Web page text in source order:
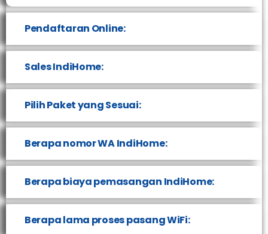
Pendaftaran Online:
Sales IndiHome:
Pilih Paket yang Sesuai:
Berapa nomor WA IndiHome:
Berapa biaya pemasangan IndiHome:
Berapa lama proses pasang WiFi: